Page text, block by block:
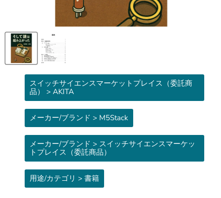
スイッチサイエンスマーケットプレイス（委託商
品） > AKITA
メーカー/ブランド > M5Stack
メーカー/ブランド > スイッチサイエンスマーケッ
トプレイス（委託商品）
用途/カテゴリ > 書籍